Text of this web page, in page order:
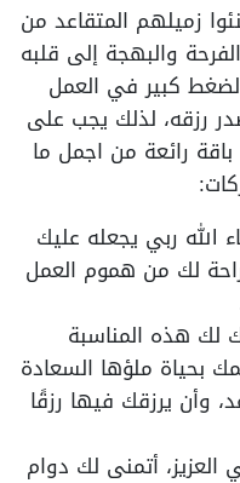
زميلهم المتقاعد من
والبهجة إلى قلبه
لضغط كبير في العمل
رزقه، لذلك يجب على
رائعة من اجمل ما
الله ربي يجعله عليك
لك من هموم العمل
لك هذه المناسبة
بحياة ملؤها السعادة
وأن يرزقك فيها رزقًا
العزيز، أتمنى لك دوام